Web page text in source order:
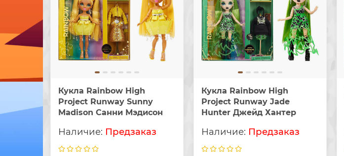
Кукла Rainbow High
Project Runway Sunny
Madison Санни Мэдисон
Предзаказ
Кукла Rainbow High
Project Runway Jade
Hunter Джейд Хантер
Предзаказ